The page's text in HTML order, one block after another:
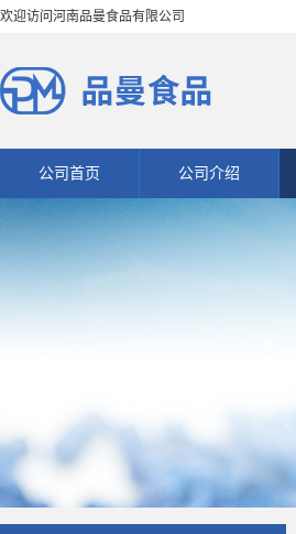
欢迎访问河南品曼食品有限公司
公司首页 公司介绍